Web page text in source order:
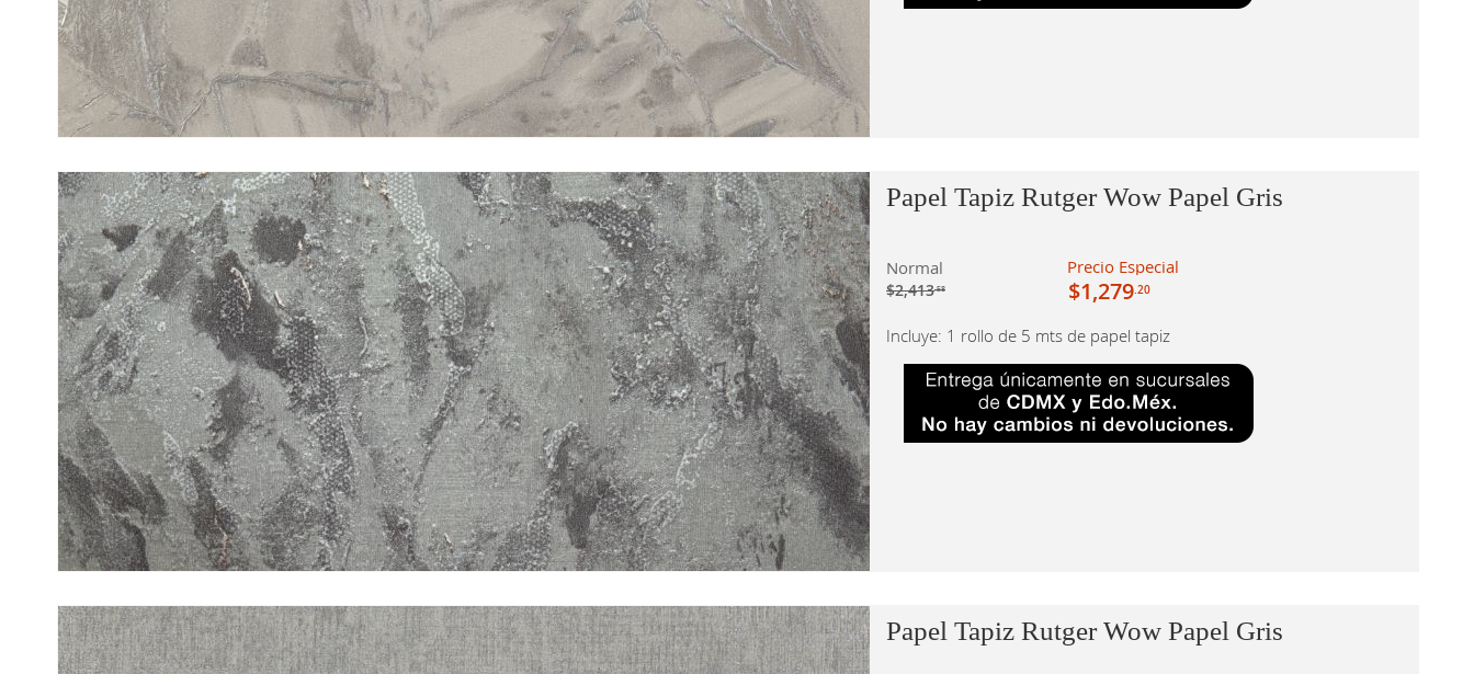
Papel Tapiz Rutger Wow Papel Gris
Normal
$2,413.58
Precio Especial
$1,279 .20
Incluye: 1 rollo de 5 mts de papel tapiz
Papel Tapiz Rutger Wow Papel Gris